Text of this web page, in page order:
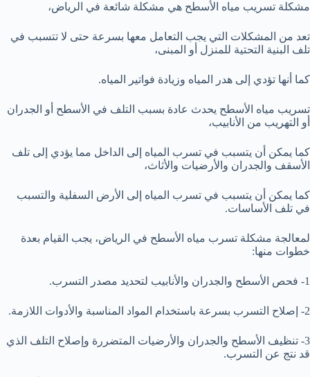
مشكلة تسريب مياه الأسطح هي مشكلة شائعة في الرياض،
تعد من المشكلات التي يجب التعامل معها بسرعة حتى لا تتسبب في
تلف البنية التحتية للمنزل أو المبنى،
كما أنها تؤدي إلى هدر المياه وزيادة فواتير المياه.
تسريب مياه الأسطح يحدث عادة بسبب التلف في الأسطح أو الجدران
أو التهريب من الأنابيب،
كما يمكن أن يتسبب في تسرب المياه إلى الداخل مما يؤدي إلى تلف
الأسقف والجدران والأرضيات والأثاث،
كما يمكن أن يتسبب في تسرب المياه إلى الأرض السفلية والتسبب
في تلف الأساسات.
لمعالجة مشكلة تسرب مياه الأسطح في الرياض، يجب القيام بعدة
خطوات منها:
1- فحص الأسطح والجدران والأنابيب لتحديد مصدر التسرب.
2- إصلاح التسرب بسرعة باستخدام المواد المناسبة والأدوات اللازمة.
3- تنظيف الأسطح والجدران والأرضيات المتضررة وإصلاح التلف الذي
قد نتج عن التسرب.